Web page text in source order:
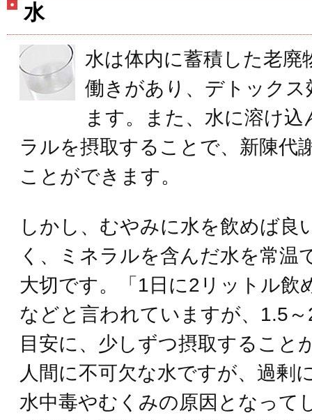
水
水は体内に蓄積した老廃
働きがあり、デトックス
ます。また、水に溶け
ラルを摂取することで、新陳代
ことができます。
しかし、むやみに水を飲めば良
く、ミネラルを含んだ水を常温
大切です。「1日に2リットル飲
などと言われていますが、1.5
目安に、少しずつ摂取すること
人間に不可欠な水ですが、過剰
水中毒やむくみの原因となって